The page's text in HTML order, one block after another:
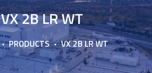
VX 2B LR WT
PRODUCTS VX 2B LR WT